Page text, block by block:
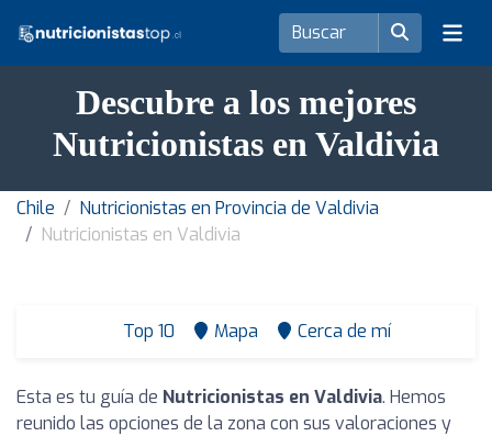
Descubre a los mejores
Nutricionistas en Valdivia
Chile
Nutricionistas en Provincia de Valdivia
Nutricionistas en Valdivia
Top 10 Mapa Cerca de mí
Esta es tu guía de Nutricionistas en Valdivia. Hemos
reunido las opciones de la zona con sus valoraciones y